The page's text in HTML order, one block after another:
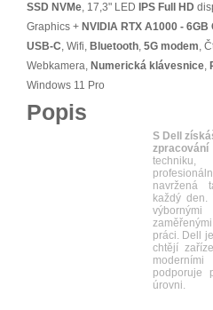
SSD NVMe, 17,3" LED IPS Full HD
Graphics + NVIDIA RTX A1000 - 6GB
USB-C, Wifi, Bluetooth, 5G modem,
Webkamera, Numerická klávesnice,
Windows 11 Pro
Popis
S Dell
zpracování
navržená
každý den.
práci. Dell
chtějí
podporuje
úrovni.